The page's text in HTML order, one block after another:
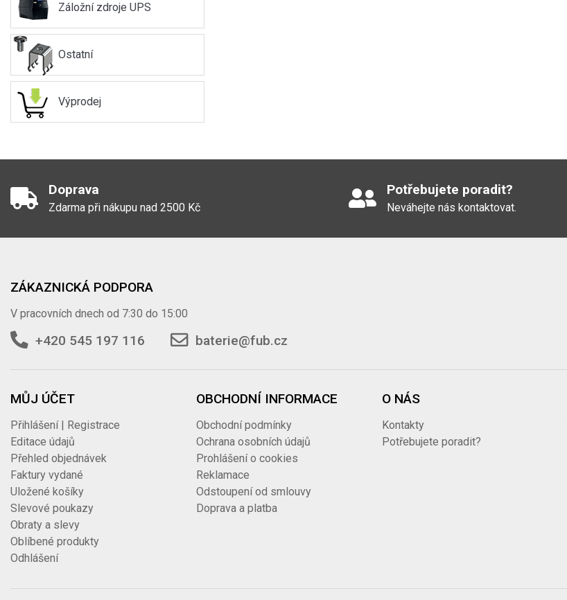
Záložní zdroje UPS
Ostatní
Výprodej
Doprava
Zdarma při nákupu nad 2500 Kč
Potřebujete poradit?
Neváhejte nás kontaktovat.
ZÁKAZNICKÁ PODPORA
V pracovních dnech od 7:30 do 15:00
+420 545 197 116 baterie@fub.cz
MŮJ ÚČET
Přihlášení | Registrace
Editace údajů
Přehled objednávek
Faktury vydané
Uložené košíky
Slevové poukazy
Obraty a slevy
Oblíbené produkty
Odhlášení
OBCHODNÍ INFORMACE
Obchodní podmínky
Ochrana osobních údajů
Prohlášení o cookies
Reklamace
Odstoupení od smlouvy
Doprava a platba
O NÁS
Kontakty
Potřebujete poradit?